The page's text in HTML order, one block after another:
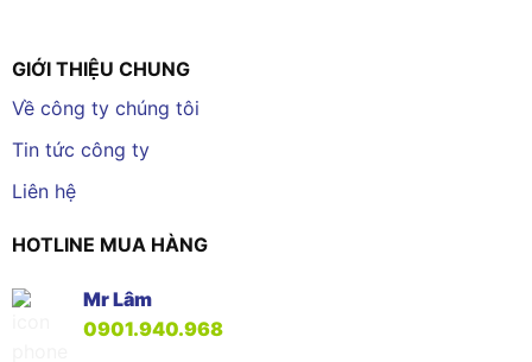
GIỚI THIỆU CHUNG
Về công ty chúng tôi
Tin tức công ty
Liên hệ
HOTLINE MUA HÀNG
Mr Lâm
0901.940.968